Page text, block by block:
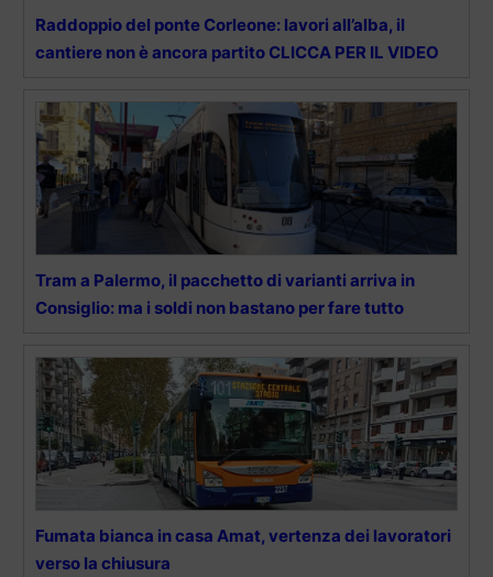
Raddoppio del ponte Corleone: lavori all’alba, il
cantiere non è ancora partito CLICCA PER IL VIDEO
Tram a Palermo, il pacchetto di varianti arriva in
Consiglio: ma i soldi non bastano per fare tutto
Fumata bianca in casa Amat, vertenza dei lavoratori
verso la chiusura